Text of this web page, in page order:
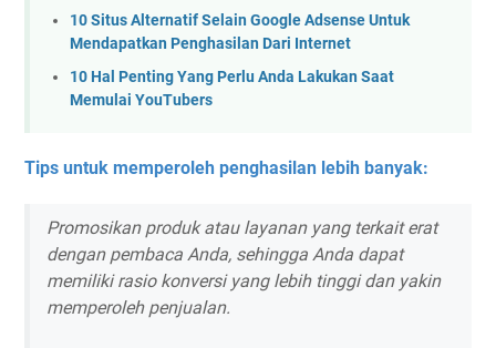
10 Situs Alternatif Selain Google Adsense Untuk
Mendapatkan Penghasilan Dari Internet
10 Hal Penting Yang Perlu Anda Lakukan Saat
Memulai YouTubers
Tips untuk memperoleh penghasilan lebih banyak:
Promosikan produk atau layanan yang terkait erat
dengan pembaca Anda, sehingga Anda dapat
memiliki rasio konversi yang lebih tinggi dan yakin
memperoleh penjualan.